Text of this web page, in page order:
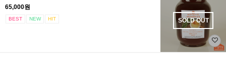
65,000원
BEST NEW HIT SOLD OUT